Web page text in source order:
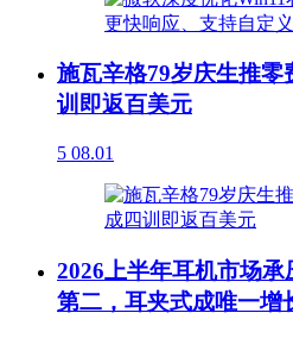
施瓦辛格79岁庆生推零
训即返百美元
5 08.01
2026上半年耳机市场
第二，耳夹式成唯一增